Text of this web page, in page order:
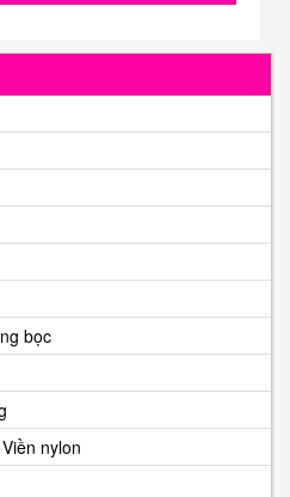
bọc
nylon